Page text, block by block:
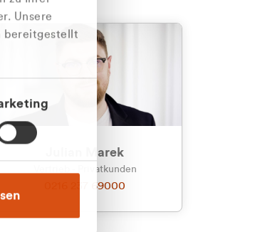
Unsere
bereitgestellt
Julian Marek
Vertrieb - Privatkunden
0216 237 69000